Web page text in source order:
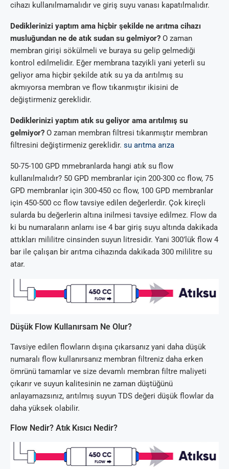
cihazı kullanılmamalıdır ve giriş suyu vanası kapatılmalıdır.
Dediklerinizi yaptım ama hiçbir şekilde ne arıtma cihazı
musluğundan ne de atık sudan su gelmiyor? O zaman
membran girişi sökülmeli ve buraya su gelip gelmediği
kontrol edilmelidir. Eğer membrana tazyikli yani yeterli su
geliyor ama hiçbir şekilde atık su ya da arıtılmış su
akmıyorsa membran ve flow tıkanmıştır ikisini de
değiştirmeniz gereklidir.
Dediklerinizi yaptım atık su geliyor ama arıtılmış su
gelmiyor? O zaman membran filtresi tıkanmıştır membran
filtresini değiştirmeniz gereklidir. su arıtma arıza
50-75-100 GPD mmebranlarda hangi atık su flow
kullanılmalıdır? 50 GPD membranlar için 200-300 cc flow, 75
GPD membranlar için 300-450 cc flow, 100 GPD membranlar
için 450-500 cc flow tavsiye edilen değerlerdir. Çok kireçli
sularda bu değerlerin altına inilmesi tavsiye edilmez. Flow da
ki bu numaraların anlamı ise 4 bar giriş suyu altında dakikada
attıkları mililitre cinsinden suyun litresidir. Yani 300’lük flow 4
bar ile çalışan bir arıtma cihazında dakikada 300 mililitre su
atar.
Düşük Flow Kullanırsam Ne Olur?
Tavsiye edilen flowların dışına çıkarsanız yani daha düşük
numaralı flow kullanırsanız membran filtreniz daha erken
ömrünü tamamlar ve size devamlı membran filtre maliyeti
çıkarır ve suyun kalitesinin ne zaman düştüğünü
anlayamazsınız, arıtılmış suyun TDS değeri düşük flowlar da
daha yüksek olabilir.
Flow Nedir? Atık Kısıcı Nedir?